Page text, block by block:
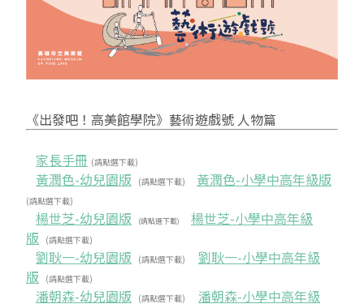
典藏3D手上Run
2021 TAKAO．台客．南方HUE：李俊賢
南方作為相遇之所
2019 奔‧月—劉國松
感動虎 高美特展
感動鼠 高美特展
尋寶高雄 - 校園推廣教材
《出發吧！高美館學院》藝術遊戲號 人物篇
家長手冊 (請點選下載)
黃潤色-幼兒園版 (請點選下載) 黃潤色-小學中高年級版
(請點選下載)
楊世芝-幼兒園版 (請點選下載)
楊世芝-小學中高年級
版
(請點選下載)
劉耿一-幼兒園版 (請點選下載)
劉耿一-小學中高年級
版
(請點選下載)
潘朝森-幼兒園版 (請點選下載)
潘朝森-小學中高年級